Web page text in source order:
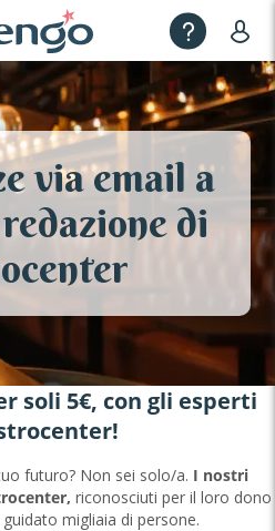
via email a
di
soli 5€, con gli esperti
futuro? Non sei solo/a. I nostri
riconosciuti per il loro dono
migliaia di persone.